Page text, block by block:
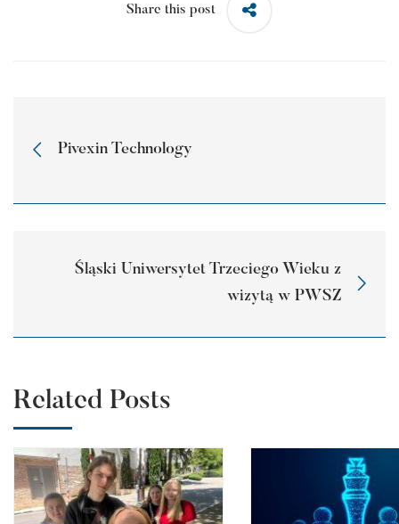
Share this post
Pivexin Technology
Śląski Uniwersytet Trzeciego Wieku z
wizytą w PWSZ
Related Posts